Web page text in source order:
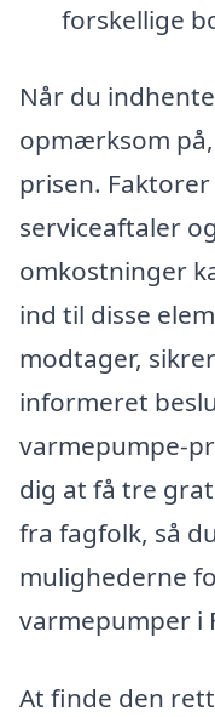
forskellige
Når du
opmærksom
prisen.
serviceaftaler
omkostninger
ind til disse
modtager,
informeret
varmepumpe-
dig at få tre
fra fagfolk, så
mulighederne
varmepumper i
At finde den